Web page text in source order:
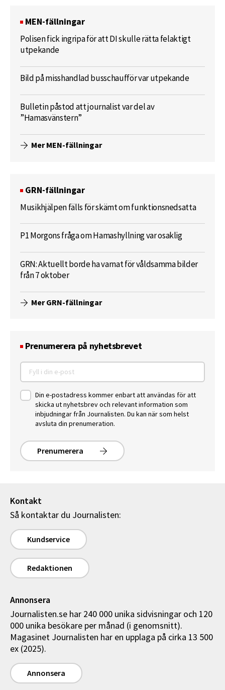
MEN-fällningar
Polisen fick ingripa för att DI skulle rätta felaktigt
utpekande
Bild på misshandlad busschaufför var utpekande
Bulletin påstod att journalist var del av
”Hamasvänstern”
Mer MEN-fällningar
GRN-fällningar
Musikhjälpen fälls för skämt om funktionsnedsatta
P1 Morgons fråga om Hamashyllning var osaklig
GRN: Aktuellt borde ha varnat för våldsamma bilder
från 7 oktober
Mer GRN-fällningar
Prenumerera på nyhetsbrevet
Din e-postadress kommer enbart att användas för att
skicka ut nyhetsbrev och relevant information som
inbjudningar från Journalisten. Du kan när som helst
avsluta din prenumeration.
Prenumerera
Kontakt
Så kontaktar du Journalisten:
Kundservice
Redaktionen
Annonsera
Journalisten.se har 240 000 unika sidvisningar och 120
000 unika besökare per månad (i genomsnitt).
Magasinet Journalisten har en upplaga på cirka 13 500
ex (2025).
Annonsera